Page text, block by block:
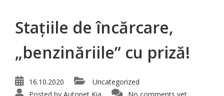
Stațiile de încărcare,
„benzinăriile” cu priză!
16.10.2020
Uncategorized